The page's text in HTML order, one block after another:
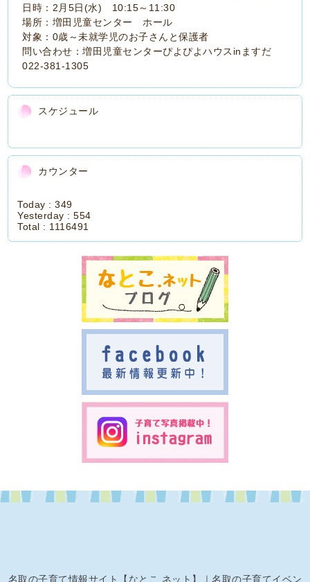
日時：2月5日(水) 10:15～11:30
場所：増田児童センター ホール
対象：0歳～未就学児のお子さんと保護者
問い合わせ：増田児童センターぴよぴよハウスinますだ
022-381-1305
スケジュール
カウンター
Today :349
Yesterday :554
Total : 1116491
名取の子育て情報サイト【なとこ.ネット】｜名取の子育てイベン